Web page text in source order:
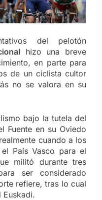
del pelotón
hizo una breve
en parte para
de un ciclista cultor
no se valora en su
bajo la tutela del
Fuente en su Oviedo
cuando a los
País Vasco para el
militó durante tres
ser considerado
refiere, tras lo cual
Euskadi.